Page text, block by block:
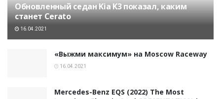
Обновленный седан Kia K3 показал, каким
станет Cerato
16.04.2021
«Выжми максимум» на Moscow Raceway
16.04.2021
Mercedes-Benz EQS (2022) The Most